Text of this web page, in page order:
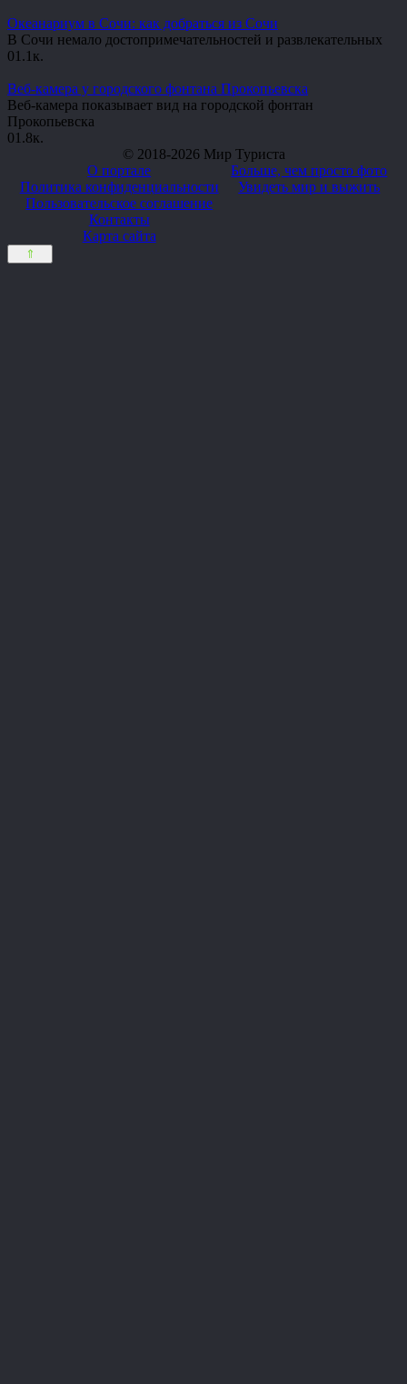
Океанариум в Сочи: как добраться из Сочи
В Сочи немало достопримечательностей и развлекательных
01.1к.
Веб-камера у городского фонтана Прокопьевска
Веб-камера показывает вид на городской фонтан
Прокопьевска
01.8к.
© 2018-2026 Мир Туриста
О портале
Политика конфиденциальности
Пользовательское соглашение
Контакты
Карта сайта
Больше, чем просто фото
Увидеть мир и выжить